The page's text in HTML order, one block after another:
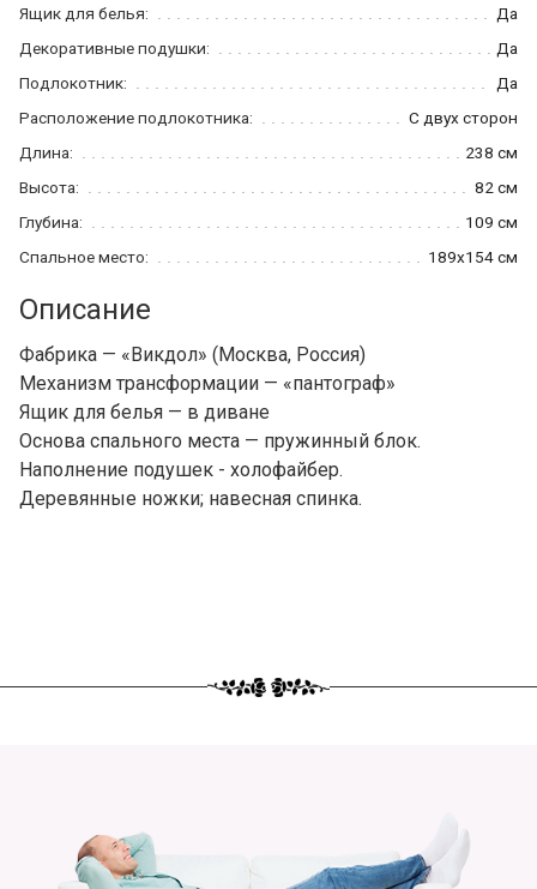
Ящик для белья:
Да
Декоративные подушки:
Да
Подлокотник:
Да
Расположение подлокотника:
С двух сторон
Длина:
238 см
Высота:
82 см
Глубина:
109 см
Спальное место:
189x154 см
Описание
Фабрика — «Викдол» (Москва, Россия)
Механизм трансформации — «пантограф»
Ящик для белья — в диване
Основа спального места — пружинный блок.
Наполнение подушек - холофайбер.
Деревянные ножки; навесная спинка.